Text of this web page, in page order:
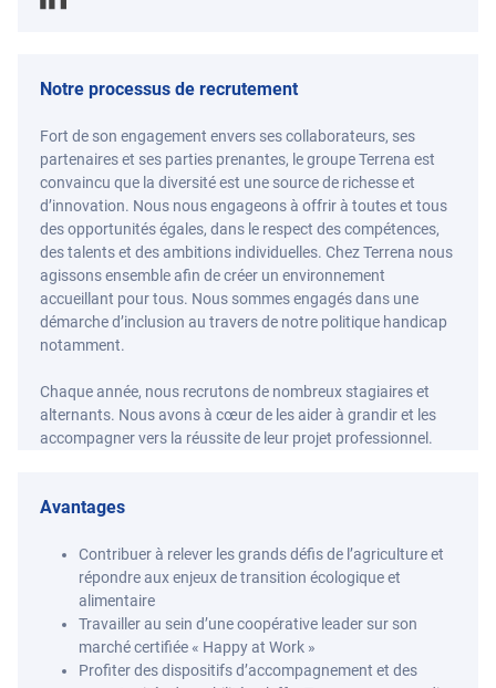
Notre processus de recrutement
Fort de son engagement envers ses collaborateurs, ses
partenaires et ses parties prenantes, le groupe Terrena est
convaincu que la diversité est une source de richesse et
d’innovation. Nous nous engageons à offrir à toutes et tous
des opportunités égales, dans le respect des compétences,
des talents et des ambitions individuelles. Chez Terrena nous
agissons ensemble afin de créer un environnement
accueillant pour tous. Nous sommes engagés dans une
démarche d’inclusion au travers de notre politique handicap
notamment.
Chaque année, nous recrutons de nombreux stagiaires et
alternants. Nous avons à cœur de les aider à grandir et les
accompagner vers la réussite de leur projet professionnel.
Avantages
Contribuer à relever les grands défis de l’agriculture et
répondre aux enjeux de transition écologique et
alimentaire
Travailler au sein d’une coopérative leader sur son
marché certifiée « Happy at Work »
Profiter des dispositifs d’accompagnement et des